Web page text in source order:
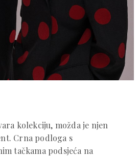
kolekciju, možda je njen
Crna podloga s
tačkama podsjeća na